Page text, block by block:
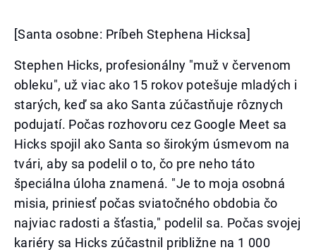
[Santa osobne: Príbeh Stephena Hicksa]
Stephen Hicks, profesionálny "muž v červenom
obleku", už viac ako 15 rokov potešuje mladých i
starých, keď sa ako Santa zúčastňuje rôznych
podujatí. Počas rozhovoru cez Google Meet sa
Hicks spojil ako Santa so širokým úsmevom na
tvári, aby sa podelil o to, čo pre neho táto
špeciálna úloha znamená. "Je to moja osobná
misia, priniesť počas sviatočného obdobia čo
najviac radosti a šťastia," podelil sa. Počas svojej
kariéry sa Hicks zúčastnil približne na 1 000